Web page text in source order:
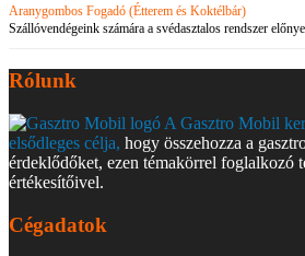
Aranygombos Fogadó (Étterem és Koktélbár)
Szállóvendégeink számára a svédasztalos rendszer
Rólunk
A Gasztro Mobil
elsődleges célja, hogy összehozza a
érdeklődőket, ezen témakörrel foglalkozó
értékesítőivel.
Cégadatok